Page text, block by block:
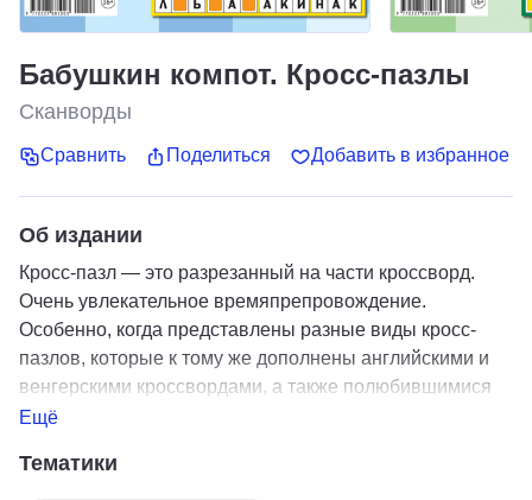
Бабушкин компот. Кросс-пазлы
Сканворды
Сравнить Поделиться Добавить в избранное
Об издании
Кросс-пазл — это разрезанный на части кроссворд.
Очень увлекательное времяпрепровождение.
Особенно, когда представлены разные виды кросс-
пазлов, которые к тому же дополнены английскими и
венгерскими кроссвордами, а также полюбившимися
всем сканвордами. 7 выпусков: с №8 по №1/27.
Ещё
Тематики